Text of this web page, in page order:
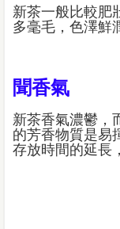
新茶一般比較肥
多毫毛，色澤鮮
聞香氣
新茶香氣濃鬱，
的芳香物質是易
存放時間的延長